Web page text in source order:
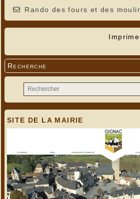
Rando des fours et des
Recherche
SITE DE LA MAIRIE